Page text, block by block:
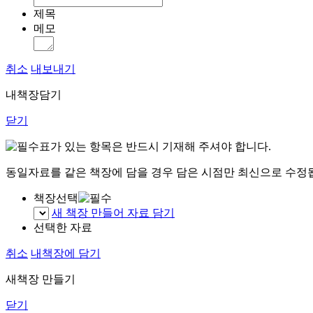
제목
메모
취소 내보내기
내책장담기
닫기
표가 있는 항목은 반드시 기재해 주셔야 합니다.
동일자료를 같은 책장에 담을 경우 담은 시점만 최신으로 수정
책장선택
새 책장 만들어 자료 담기
선택한 자료
취소 내책장에 담기
새책장 만들기
닫기